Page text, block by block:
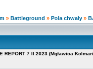
» Battleground » Pola chwały »
REPORT 7 II 2023 (Mgławica